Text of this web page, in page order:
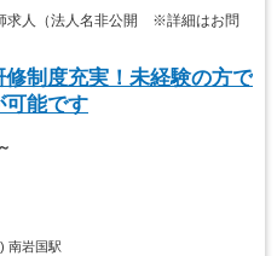
求人（法人名非公開 ※詳細はお問
制度充実！未経験の方で
可能です
南岩国駅